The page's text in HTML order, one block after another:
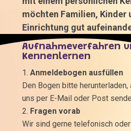
möchten Familien, Kinder
Einrichtung gut
Aufnahmeverfahren
Kennenlernen
Anmeldebogen ausfüllen
Den Bogen bitte herunterladen,
uns per E-Mail oder Post
Fragen vorab
Wir sind gerne telefonisch